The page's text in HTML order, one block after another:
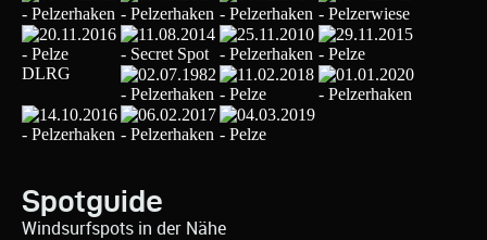
Spotguide
Windsurfspots in der Nähe